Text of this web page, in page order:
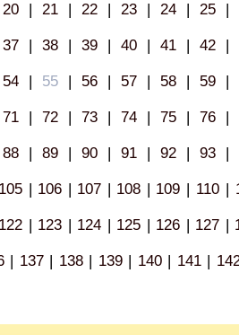
20 | 21 | 22 | 23 | 24 | 25 |
37 | 38 | 39 | 40 | 41 | 42 |
54 | 55 | 56 | 57 | 58 | 59 |
71 | 72 | 73 | 74 | 75 | 76 |
88 | 89 | 90 | 91 | 92 | 93 |
105 | 106 | 107 | 108 | 109 | 110 |
122 | 123 | 124 | 125 | 126 | 127 |
| 137 | 138 | 139 | 140 | 141 |